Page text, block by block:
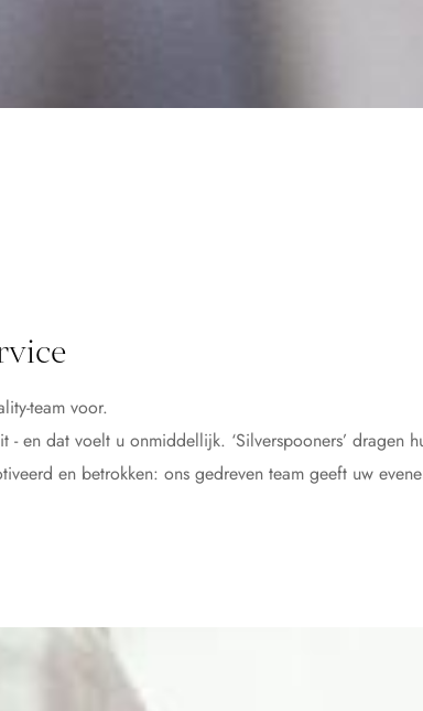
team voor.
en dat voelt u onmiddellijk. ‘Silverspooners’ dragen
en betrokken: ons gedreven team geeft uw